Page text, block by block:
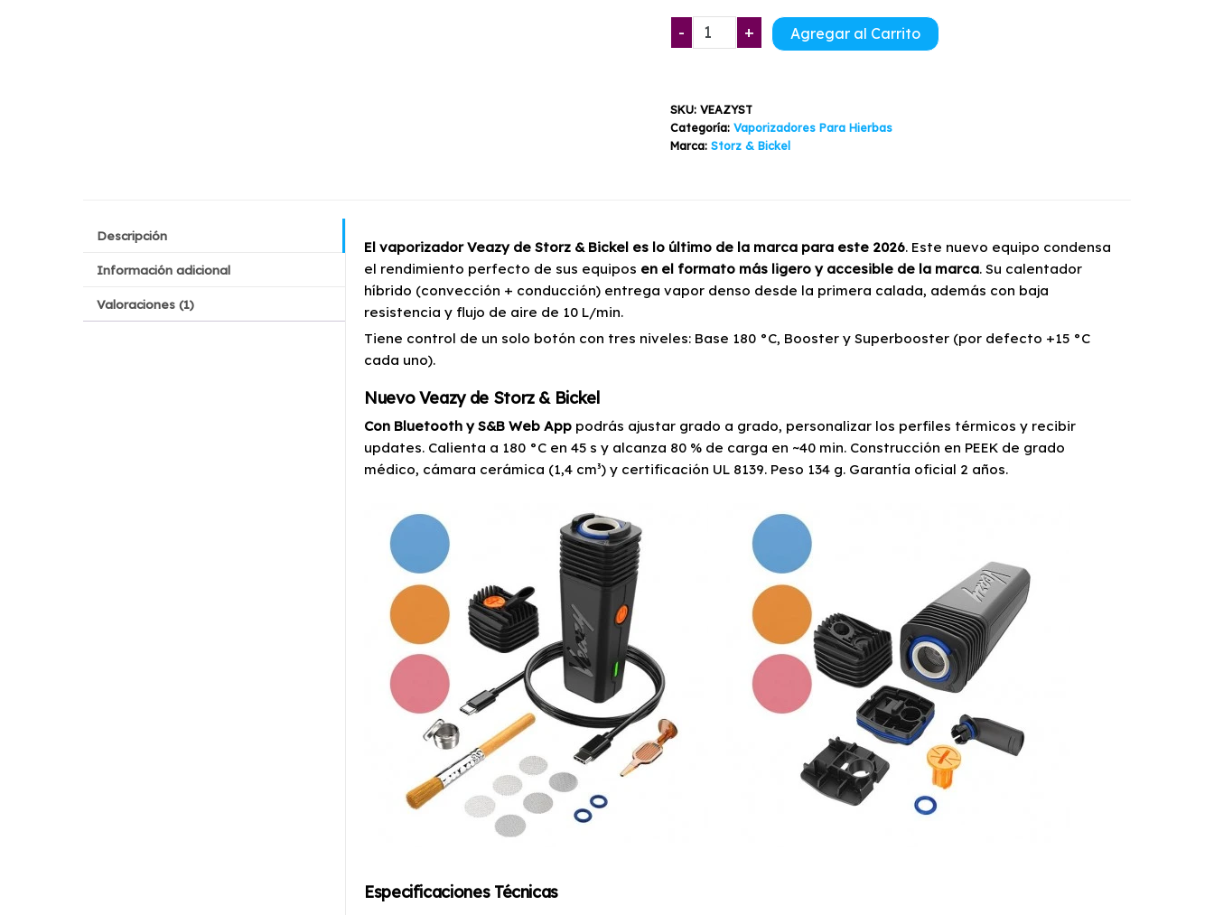
-
Vaporizador
Veazy
Bickel
cantidad
+ Agregar al Carrito
SKU: VEAZYST
Categoría: Vaporizadores Para Hierbas
Marca: Storz & Bickel
Descripción
Información adicional
Valoraciones (1)
El vaporizador Veazy de Storz & Bickel es lo último de la marca para este 2026. Este nuevo equipo condensa
el rendimiento perfecto de sus equipos en el formato más ligero y accesible de la marca. Su calentador
híbrido (convección + conducción) entrega vapor denso desde la primera calada, además con baja
resistencia y flujo de aire de 10 L/min.
Tiene control de un solo botón con tres niveles: Base 180 °C, Booster y Superbooster (por defecto +15 °C
cada uno).
Nuevo Veazy de Storz & Bickel
Con Bluetooth y S&B Web App podrás ajustar grado a grado, personalizar los perfiles térmicos y recibir
updates. Calienta a 180 °C en 45 s y alcanza 80 % de carga en ~40 min. Construcción en PEEK de grado
médico, cámara cerámica (1,4 cm³) y certificación UL 8139. Peso 134 g. Garantía oficial 2 años.
Especificaciones Técnicas